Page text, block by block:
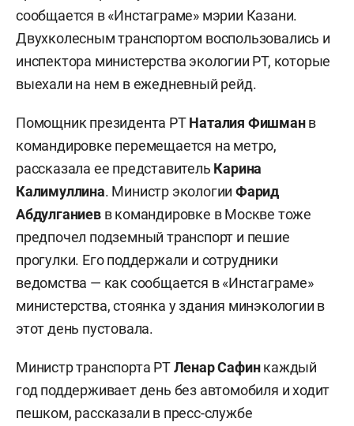
сообщается в «Инстаграме» мэрии Казани.
Двухколесным транспортом воспользовались и
инспектора министерства экологии РТ, которые
выехали на нем в ежедневный рейд.
Помощник президента РТНаталия Фишманв
командировке перемещается на метро,
рассказала ее представитель Карина
Калимуллина. Министр экологииФарид
Абдулганиевв командировке в Москве тоже
предпочел подземный транспорт и пешие
прогулки. Его поддержали и сотрудники
ведомства — как сообщается в «Инстаграме»
министерства, стоянка у здания минэкологии в
этот день пустовала.
Министр транспорта РТЛенар Сафинкаждый
год поддерживает день без автомобиля и ходит
пешком, рассказали в пресс-службе